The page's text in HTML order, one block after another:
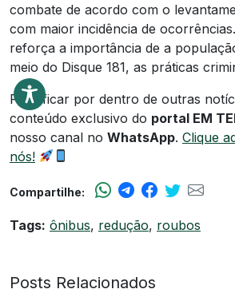
combate de acordo com o
com maior incidência de
reforça a importância de a
meio do Disque 181, as práticas
Para ficar por dentro de outras
conteúdo exclusivo do portal EM
nosso canal no WhatsApp. Clique
nós!
Compartilhe:
Tags: ônibus, redução, roubos
Posts Relacionados